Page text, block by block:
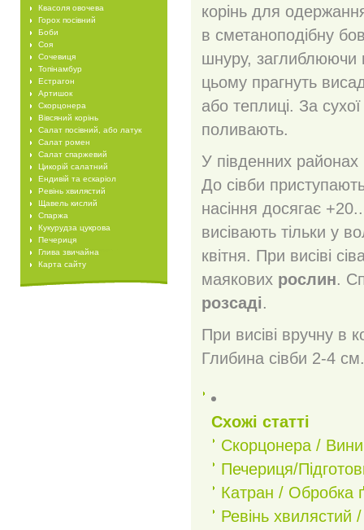
Квасоля овочева
Горох посівний
Боби
Соя
Сочевиця
Топінамбур
Естрагон
Артишок
Скорцонера
Вівсяний корінь
Салат посівний, або латук
Салат ромен
Салат спаржевий
Цикорій салатний
Ендивій та ескаріол
Ревінь хвилястий
Щавель кислий
Спаржа
Кукурудза цукрова
Печериця
Глива звичайна
Карта сайту
корінь для
в сметаноподібну
шнуру, заглиблюючи
цьому прагнуть
або теплиці. За
поливають.
У південних
До сівби
насіння досягає
висівають тільки у
квітня. При висіві
маякових рослин.
розсаді.
При висіві вручну в
Глибина сівби 2-4 см.
Схожі статті
Скорцонера /
Печериця/
Катран / Обробка
Ревінь хвилястий